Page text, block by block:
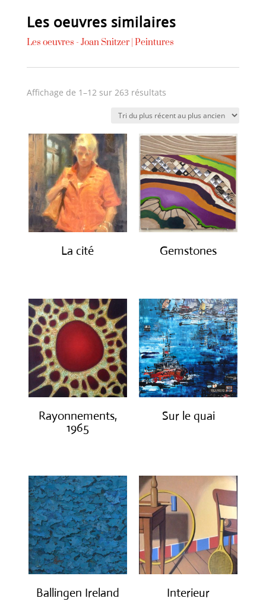
Les oeuvres similaires
Les oeuvres - Joan Snitzer| Peintures
Affichage de 1–12 sur 263 résultatsTrié
plus
récent
au
plus
ancien
La cité Gemstones
Rayonnements,
1965
Sur le quai
Ballingen Ireland Interieur